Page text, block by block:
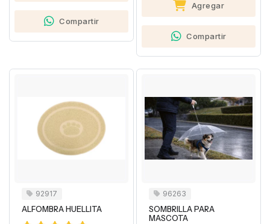
Compartir
Agregar
Compartir
92917
ALFOMBRA HUELLITA
96263
SOMBRILLA PARA
MASCOTA